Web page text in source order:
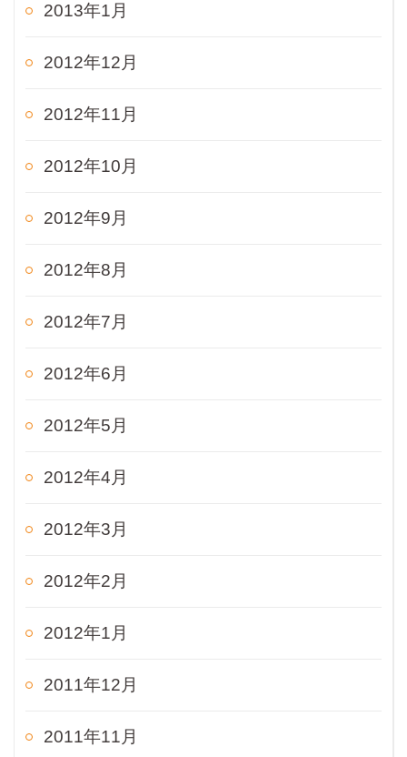
2013年1月
2012年12月
2012年11月
2012年10月
2012年9月
2012年8月
2012年7月
2012年6月
2012年5月
2012年4月
2012年3月
2012年2月
2012年1月
2011年12月
2011年11月